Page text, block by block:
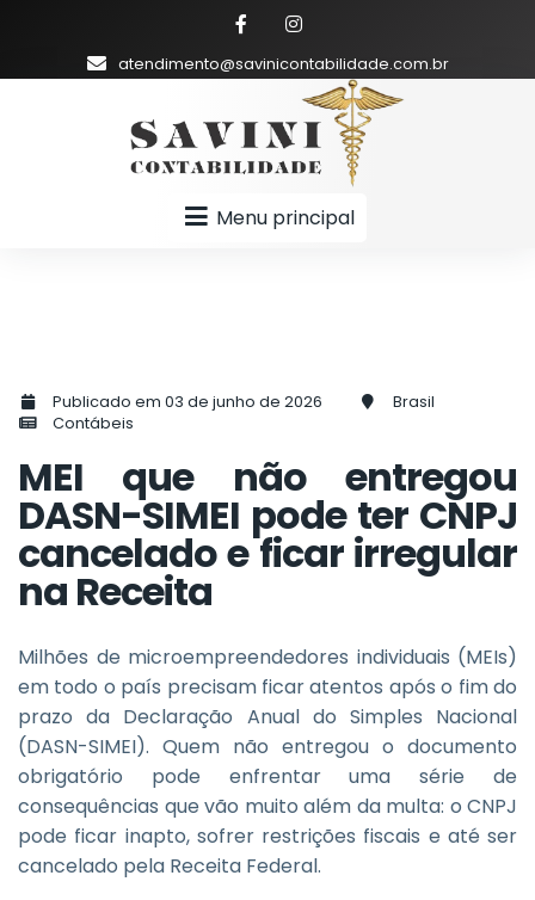
atendimento@savinicontabilidade.com.br
Menu principal
Publicado em 03 de junho de 2026
Brasil
Contábeis
MEI que não entregou
DASN-SIMEI pode ter CNPJ
cancelado e ficar irregular
na Receita
Milhões de microempreendedores individuais (MEIs)
em todo o país precisam ficar atentos após o fim do
prazo da Declaração Anual do Simples Nacional
(DASN-SIMEI). Quem não entregou o documento
obrigatório pode enfrentar uma série de
consequências que vão muito além da multa: o CNPJ
pode ficar inapto, sofrer restrições fiscais e até ser
cancelado pela Receita Federal.